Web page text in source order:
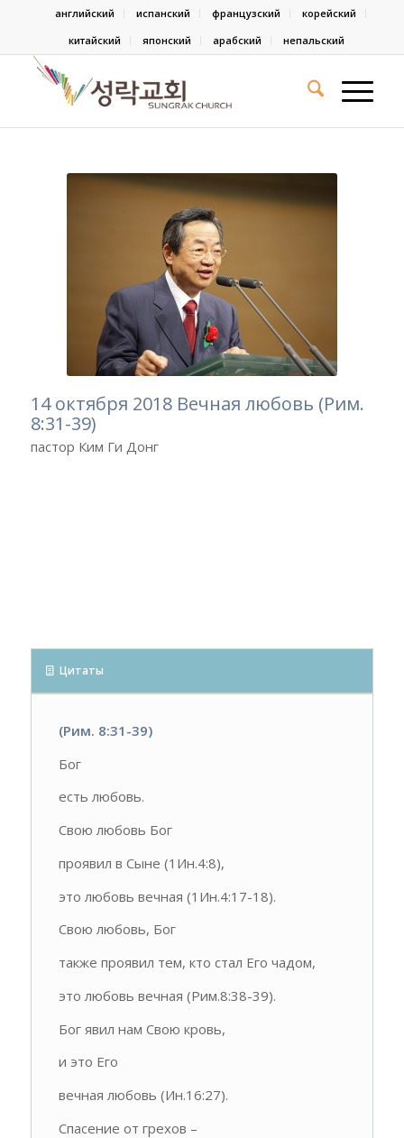
английский испанский французский
корейский
китайский
японский арабский непальский
14 октября 2018 Вечная любовь (Рим.
8:31-39)
пастор Ким Ги Донг
Цитаты
(Рим. 8:31-39)
Бог
есть любовь.
Свою любовь Бог
проявил в Сыне (1Ин.4:8),
это любовь вечная (1Ин.4:17-18).
Свою любовь, Бог
также проявил тем, кто стал Его чадом,
это любовь вечная (Рим.8:38-39).
Бог явил нам Свою кровь,
и это Его
вечная любовь (Ин.16:27).
Спасение от грехов –